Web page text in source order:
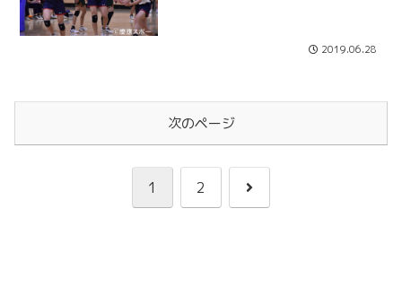
2019.06.28
次のページ
1 2
次